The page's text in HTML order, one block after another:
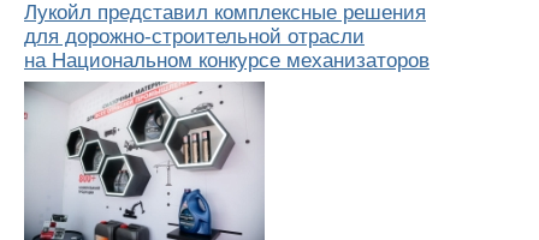
Лукойл представил комплексные решения
для дорожно-строительной отрасли
на Национальном конкурсе механизаторов